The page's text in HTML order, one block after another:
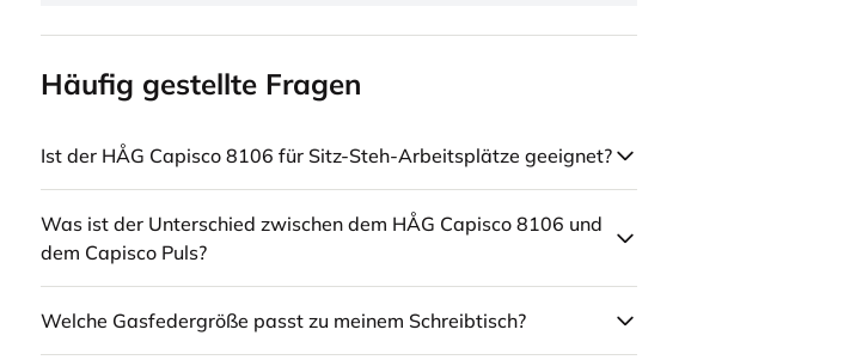
Häufig gestellte Fragen
Ist der HÅG Capisco 8106 für Sitz-Steh-Arbeitsplätze geeignet?
Was ist der Unterschied zwischen dem HÅG Capisco 8106 und
dem Capisco Puls?
Welche Gasfedergröße passt zu meinem Schreibtisch?